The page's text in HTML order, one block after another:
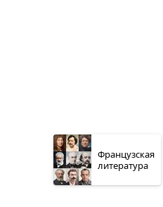
Французская
литература